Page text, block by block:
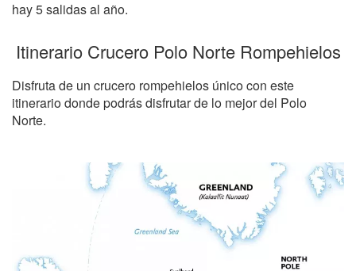
hay 5 salidas al año.
Itinerario Crucero Polo Norte Rompehielos
Disfruta de un crucero rompehielos único con este
itinerario donde podrás disfrutar de lo mejor del Polo
Norte.